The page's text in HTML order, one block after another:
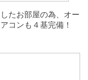
たお部屋の為、オー
コンも４基完備！